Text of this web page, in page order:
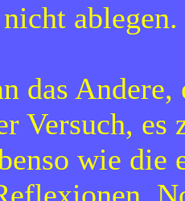
das
Versuch,
wie die